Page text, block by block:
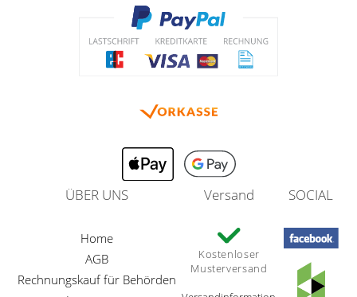
ÜBER UNS
Home
AGB
Rechnungskauf für Behörden
Versand
Kostenloser
Musterversand
SOCIAL